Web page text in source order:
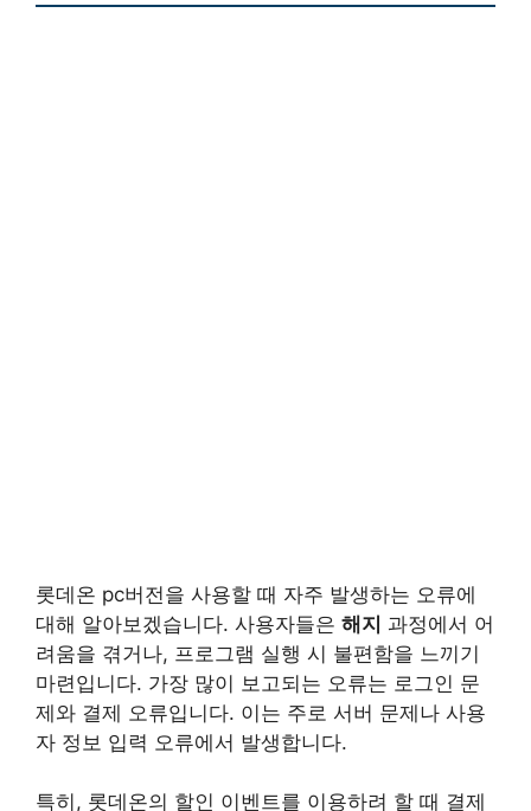
롯데온 pc버전을 사용할 때 자주 발생하는 오류에
대해 알아보겠습니다. 사용자들은 해지 과정에서 어
려움을 겪거나, 프로그램 실행 시 불편함을 느끼기
마련입니다. 가장 많이 보고되는 오류는 로그인 문
제와 결제 오류입니다. 이는 주로 서버 문제나 사용
자 정보 입력 오류에서 발생합니다.
특히, 롯데온의 할인 이벤트를 이용하려 할 때 결제